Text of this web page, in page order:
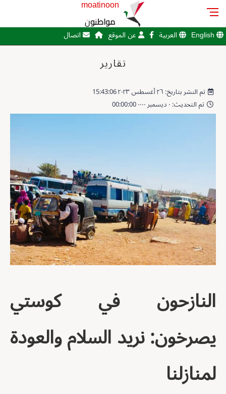
moatinoon
مواطنون
English العربية عن الموقع اتصال
تقارير
تم النشر بتاريخ: ٢٦ أغسطس ٢٠٢٣ 15:43:06
تم التحديث: ٠ ديسمبر ٠٠٠٠ 00:00:00
النازحون في كوستي
يصرخون: نريد السلام والعودة
لمنازلنا